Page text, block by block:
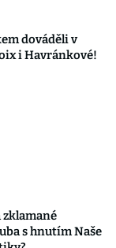
dováděli v
i Havránkové!
zklamané
s hnutím Naše